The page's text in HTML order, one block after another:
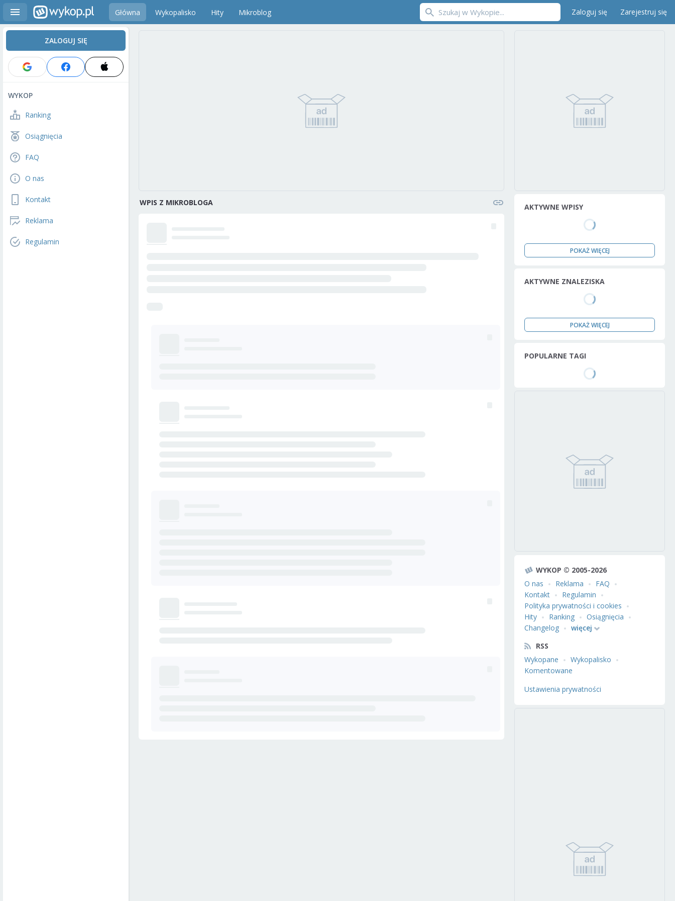
Główna Wykopalisko Hity Mikroblog Zaloguj się Zarejestruj się
ZALOGUJ SIĘ
WYKOP
Ranking
Osiągnięcia
FAQ
O nas
Kontakt
Reklama
Regulamin
WPIS Z MIKROBLOGA AKTYWNE WPISY
POKAŻ WIĘCEJ
AKTYWNE ZNALEZISKA
POKAŻ WIĘCEJ
POPULARNE TAGI
WYKOP © 2005-2026
O nas
Reklama
FAQ
Kontakt
Regulamin
Polityka prywatności i cookies
Hity
Ranking
Osiągnięcia
Changelog
więcej
RSS
Wykopane
Wykopalisko
Komentowane
Ustawienia prywatności